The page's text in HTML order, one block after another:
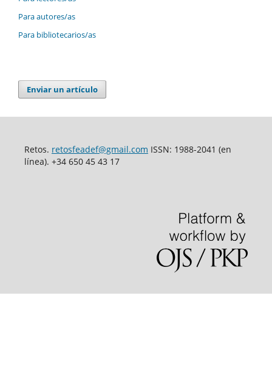
Para autores/as
Para bibliotecarios/as
Enviar un artículo
Retos. retosfeadef@gmail.com ISSN: 1988-2041 (en
línea). +34 650 45 43 17